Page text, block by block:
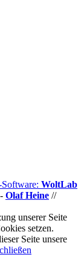
WoltLab
Olaf Heine //
unserer Seite
setzen.
Seite unsere